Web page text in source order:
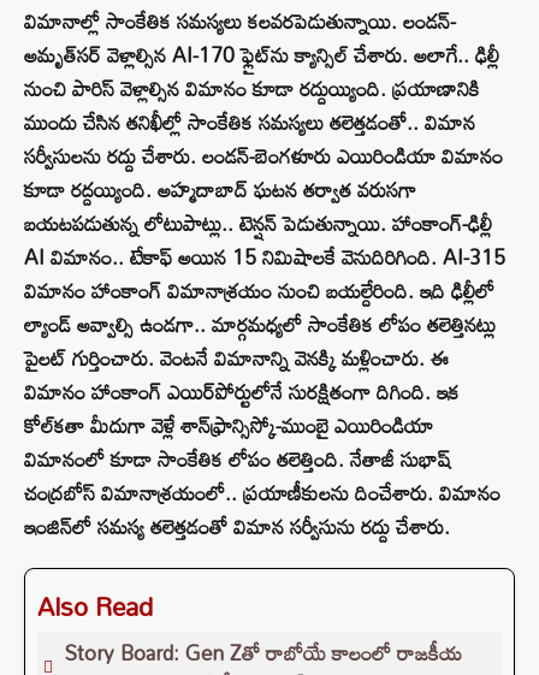
విమానాల్లో సాంకేతిక సమస్యలు కలవరపెడుతున్నాయి. లండన్‌-
అమృత్‌సర్‌ వెళ్లాల్సిన AI-170 ఫ్లైట్‌ను క్యాన్సిల్‌ చేశారు. అలాగే.. ఢిల్లీ
నుంచి పారిస్‌ వెళ్లాల్సిన విమానం కూడా రద్దుయ్యింది. ప్రయాణానికి
ముందు చేసిన తనిఖీల్లో సాంకేతిక సమస్యలు తలెత్తడంతో.. విమాన
సర్వీసులను రద్దు చేశారు. లండన్‌-బెంగళూరు ఎయిరిండియా విమానం
కూడా రద్దయ్యింది. అహ్మదాబాద్‌ ఘటన తర్వాత వరుసగా
బయటపడుతున్న లోటుపాట్లు.. టెన్షన్‌ పెడుతున్నాయి. హాంకాంగ్-ఢిల్లీ
AI విమానం.. టేకాఫ్‌ అయిన 15 నిమిషాలకే వెనుదిరిగింది. AI-315
విమానం హాంకాంగ్‌ విమానాశ్రయం నుంచి బయల్దేరింది. ఇది ఢిల్లీలో
ల్యాండ్‌ అవ్వాల్సి ఉండగా.. మార్గమధ్యలో సాంకేతిక లోపం తలెత్తినట్లు
పైలట్‌ గుర్తించారు. వెంటనే విమానాన్ని వెనక్కి మళ్లించారు. ఈ
విమానం హాంకాంగ్‌ ఎయిర్‌పోర్టులోనే సురక్షితంగా దిగింది. ఇక
కోల్‌కతా మీదుగా వెళ్లే శాన్‌ఫ్రాన్సిస్కో-ముంబై ఎయిరిండియా
విమానంలో కూడా సాంకేతిక లోపం తలెత్తింది. నేతాజీ సుభాష్
చంద్రబోస్ విమానాశ్రయంలో.. ప్రయాణీకులను దించేశారు. విమానం
ఇంజిన్‌లో సమస్య తలెత్తడంతో విమాన సర్వీసును రద్దు చేశారు.
Also Read
Story Board: Gen Zతో రాబోయే కాలంలో రాజకీయ